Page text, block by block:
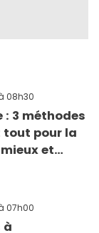
08h30
: 3 méthodes
pour la
et
07h00
à